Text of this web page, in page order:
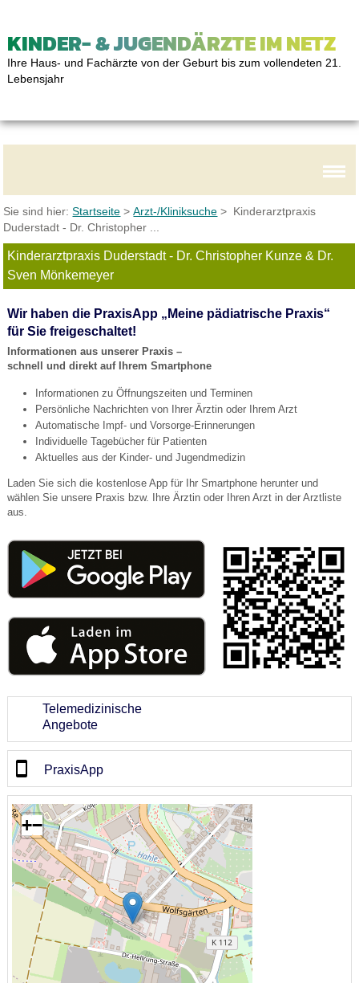
KINDER- & JUGENDÄRZTE IM NETZ
Ihre Haus- und Fachärzte von der Geburt bis zum vollendeten 21.
Lebensjahr
Sie sind hier:Startseite >Arzt-/Kliniksuche > Kinderarztpraxis
Duderstadt - Dr. Christopher ...
Kinderarztpraxis Duderstadt - Dr. Christopher Kunze & Dr.
Sven Mönkemeyer
Wir haben die PraxisApp „Meine pädiatrische Praxis“
für Sie freigeschaltet!
Informationen aus unserer Praxis –
schnell und direkt auf Ihrem Smartphone
Informationen zu Öffnungszeiten und Terminen
Persönliche Nachrichten von Ihrer Ärztin oder Ihrem Arzt
Automatische Impf- und Vorsorge-Erinnerungen
Individuelle Tagebücher für Patienten
Aktuelles aus der Kinder- und Jugendmedizin
Laden Sie sich die kostenlose App für Ihr Smartphone herunter und
wählen Sie unsere Praxis bzw. Ihre Ärztin oder Ihren Arzt in der Arztliste
aus.
Telemedizinische
Angebote
PraxisApp
+−